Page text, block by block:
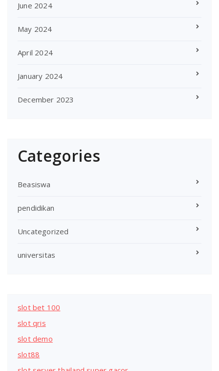
June 2024
May 2024
April 2024
January 2024
December 2023
Categories
Beasiswa
pendidikan
Uncategorized
universitas
slot bet 100
slot qris
slot demo
slot88